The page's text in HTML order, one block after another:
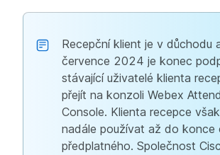
Recepční klient je v důchodu
července 2024 je konec
stávající uživatelé klienta
přejít na konzoli Webex
Console. Klienta recepce
nadále používat až do konce
předplatného. Společnost